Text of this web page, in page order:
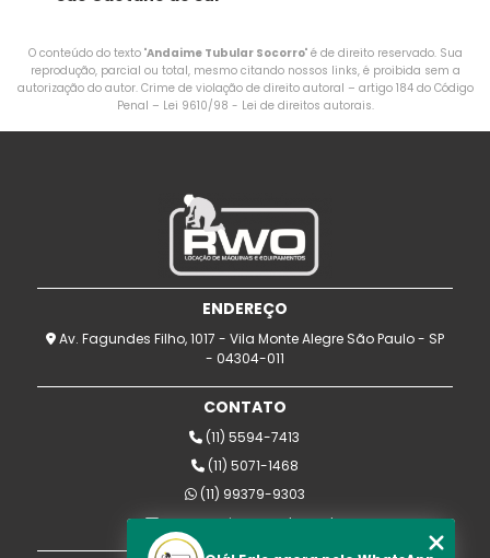
O conteúdo do texto "Andaime Tubular Socorro" é de direito reservado. Sua
reprodução, parcial ou total, mesmo citando nossos links, é proibida sem a
autorização do autor. Crime de violação de direito autoral – artigo 184 do Código
Penal – Lei 9610/98 - Lei de direitos autorais.
ENDEREÇO
Av. Fagundes Filho, 1017 - Vila Monte Alegre São Paulo - SP
- 04304-011
CONTATO
(11) 5594-7413
(11) 5071-1468
(11) 99379-9303
rwomaquinas@uol.com.br